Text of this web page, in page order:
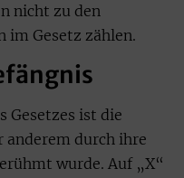
nicht zu den
im Gesetz zählen.
Gesetzes ist die
anderem durch ihre
wurde. Auf „X“